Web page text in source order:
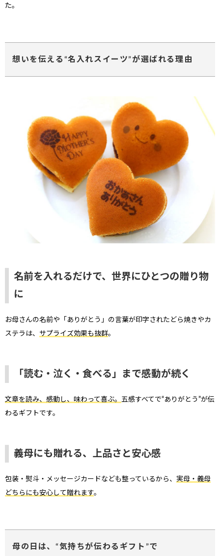
た。
想いを伝える“名入れスイーツ”が選ばれる理由
名前を入れるだけで、世界にひとつの贈り物
に
お母さんの名前や「ありがとう」の言葉が印字されたどら焼きやカ
ステラは、 サプライズ効果も抜群。
「読む・泣く・食べる」まで感動が続く
文章を読み、感動し、味わって喜ぶ。 五感すべてで“ありがとう”が伝
わるギフトです。
義母にも贈れる、上品さと安心感
包装・熨斗・メッセージカードなども整っているから、 実母・義母
どちらにも安心して贈れます。
母の日は、“気持ちが伝わるギフト”で